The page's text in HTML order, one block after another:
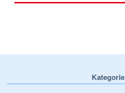
Kategorie